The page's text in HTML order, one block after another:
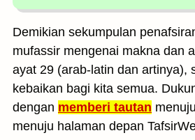
Demikian sekumpulan
mufassir mengenai makna dan
ayat 29 (arab-latin dan artinya),
kebaikan bagi kita semua.
dengan memberi tautan
menuju halaman depan